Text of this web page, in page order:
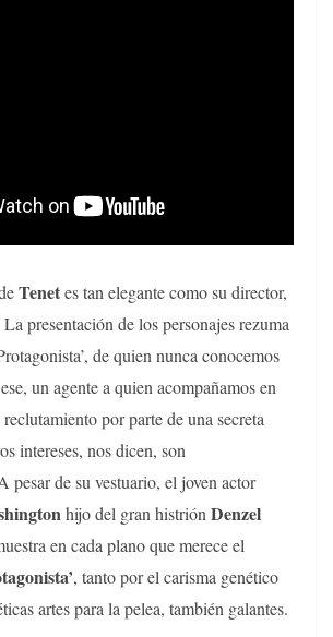
Tenetes tan elegante como su director,
presentación de los personajes rezuma
de quien nunca conocemos
un agente a quien acompañamos en
por parte de una secreta
intereses, nos dicen, son
pesar de su vestuario, el joven actor
hijo del gran histrión Denzel
en cada plano que merece el
, tanto por el carisma genético
artes para la pelea, también galantes.